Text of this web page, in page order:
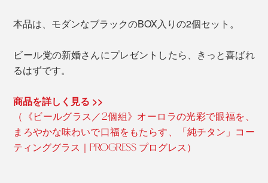
本品は、モダンなブラックのBOX入りの2個セット。
ビール党の新婚さんにプレゼントしたら、きっと喜ばれ
るはずです。
商品を詳しく見る >>
（《ビールグラス／2個組》オーロラの光彩で眼福を、
まろやかな味わいで口福をもたらす、「純チタン」コー
ティンググラス｜PROGRESS プログレス）